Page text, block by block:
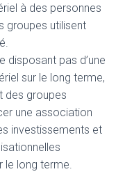
à des personnes
groupes utilisent
disposant pas d’une
sur le long terme,
des groupes
une association
investissements et
le long terme.